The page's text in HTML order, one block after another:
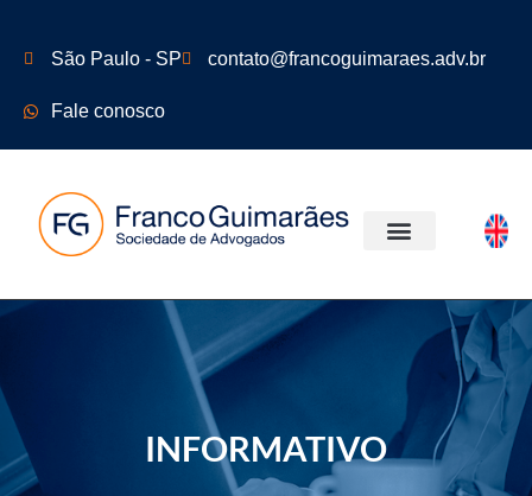
São Paulo - SP contato@francoguimaraes.adv.br
Fale conosco
INFORMATIVO